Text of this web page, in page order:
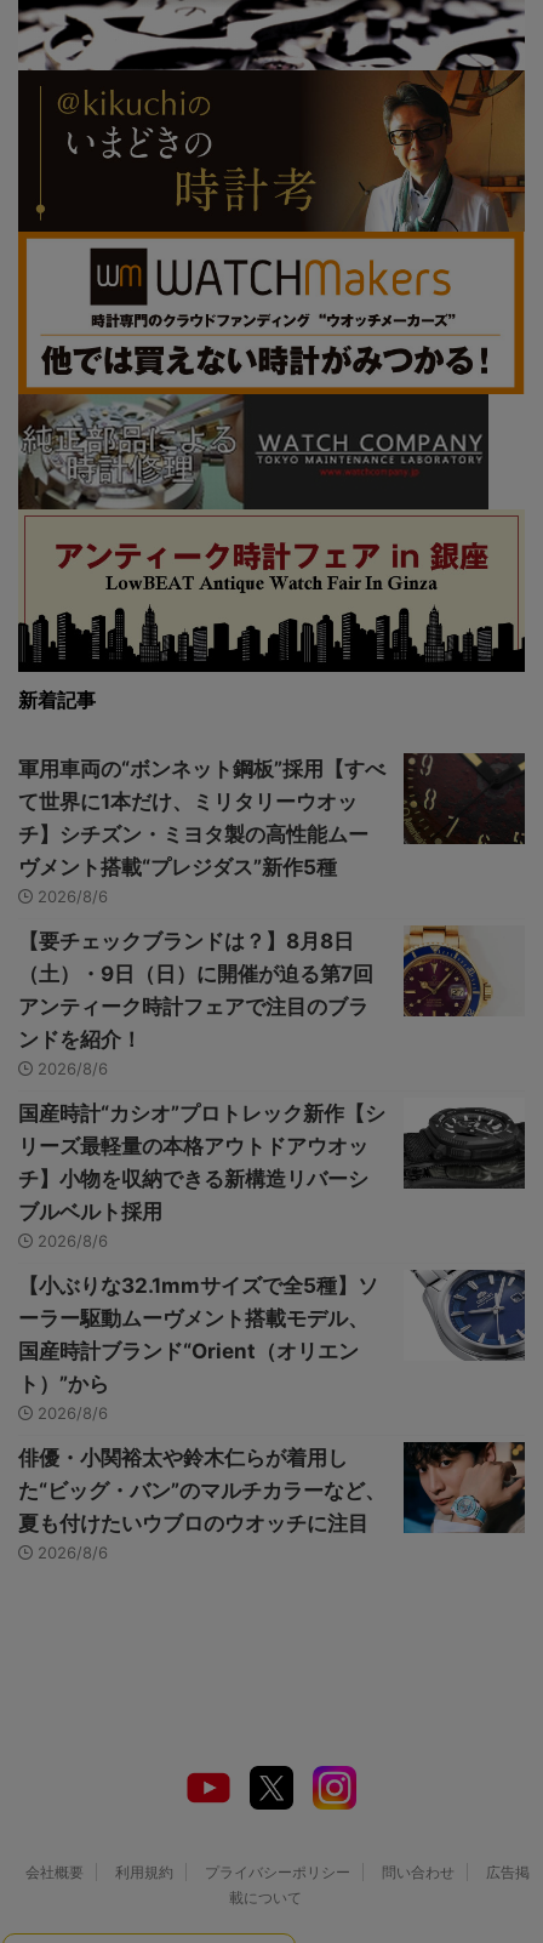
新着記事
軍用車両の“ボンネット鋼板”採用【すべ
て世界に1本だけ、ミリタリーウオッ
チ】シチズン・ミヨタ製の高性能ムー
ヴメント搭載“プレジダス”新作5種
2026/8/6
【要チェックブランドは？】8月8日
（土）・9日（日）に開催が迫る第7回
アンティーク時計フェアで注目のブラ
ンドを紹介！
2026/8/6
国産時計“カシオ”プロトレック新作【シ
リーズ最軽量の本格アウトドアウオッ
チ】小物を収納できる新構造リバーシ
ブルベルト採用
2026/8/6
【小ぶりな32.1mmサイズで全5種】ソ
ーラー駆動ムーヴメント搭載モデル、
国産時計ブランド“Orient（オリエン
ト）”から
2026/8/6
俳優・小関裕太や鈴木仁らが着用し
た“ビッグ・バン”のマルチカラーなど、
夏も付けたいウブロのウオッチに注目
2026/8/6
会社概要 利用規約 プライバシーポリシー 問い合わせ
広告掲
載について